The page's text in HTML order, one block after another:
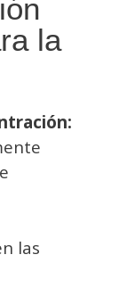
la
las